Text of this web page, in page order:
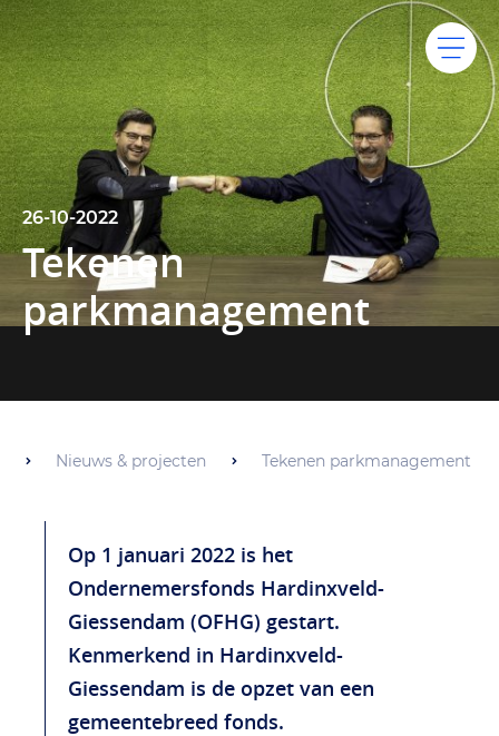
26-10-2022
Tekenen
parkmanagement
Nieuws & projecten Tekenen parkmanagement
Op 1 januari 2022 is het
Ondernemersfonds Hardinxveld-
Giessendam (OFHG) gestart.
Kenmerkend in Hardinxveld-
Giessendam is de opzet van een
gemeentebreed fonds.